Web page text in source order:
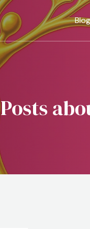
Posts